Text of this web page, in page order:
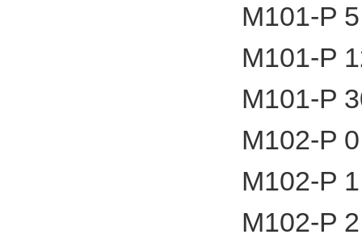
M101-P
M101-P
M101-P
M102-P
M102-P
M102-P